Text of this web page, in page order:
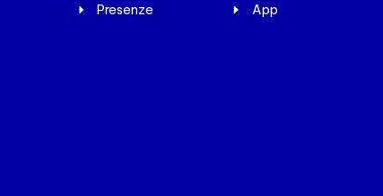
Presenze
App